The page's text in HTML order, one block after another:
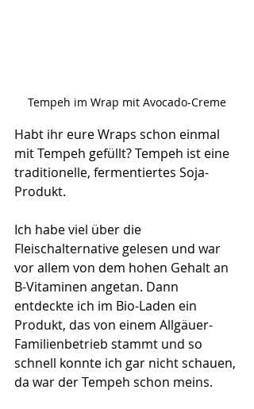
Tempeh im Wrap mit Avocado-Creme
Habt ihr eure Wraps schon einmal
mit Tempeh gefüllt? Tempeh ist eine
traditionelle, fermentiertes Soja-
Produkt.
Ich habe viel über die
Fleischalternative gelesen und war
vor allem von dem hohen Gehalt an
B-Vitaminen angetan. Dann
entdeckte ich im Bio-Laden ein
Produkt, das von einem Allgäuer-
Familienbetrieb stammt und so
schnell konnte ich gar nicht schauen,
da war der Tempeh schon meins.